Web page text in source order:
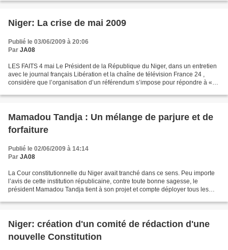
Niger: La crise de mai 2009
Publié le 03/06/2009 à 20:06
Par JA08
LES FAITS 4 mai Le Président de la République du Niger, dans un entretien
avec le journal français Libération et la chaîne de télévision France 24 ,
considère que l’organisation d’un référendum s’impose pour répondre à «
Mamadou Tandja : Un mélange de parjure et de
forfaiture
Publié le 02/06/2009 à 14:14
Par JA08
La Cour constitutionnelle du Niger avait tranché dans ce sens. Peu importe
l’avis de cette institution républicaine, contre toute bonne sagesse, le
président Mamadou Tandja tient à son projet et compte déployer tous les
Niger: création d'un comité de rédaction d'une
nouvelle Constitution